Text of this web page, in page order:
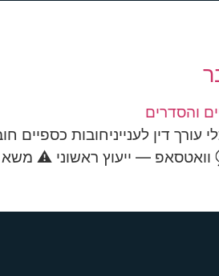
דין לענייניחובות כספיים
את הגבייה ומוביאלים אותך לפתרון מבוקר וסופי 📞